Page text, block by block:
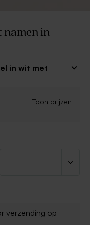
namen in
in wit met
resultaat!
Toon prijzen
verzending op